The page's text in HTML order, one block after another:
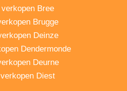
Bree
Brugge
Deinze
Dendermonde
Deurne
Diest